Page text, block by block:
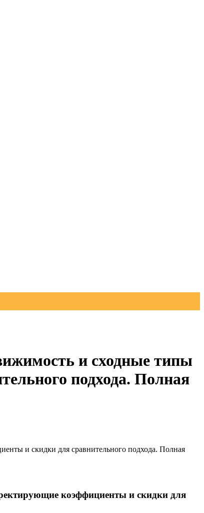
и сходные типы
подхода. Полная
и скидки для сравнительного подхода. Полная
коэффициенты и скидки для